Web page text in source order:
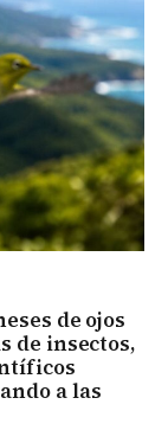
de ojos
de insectos,
a las